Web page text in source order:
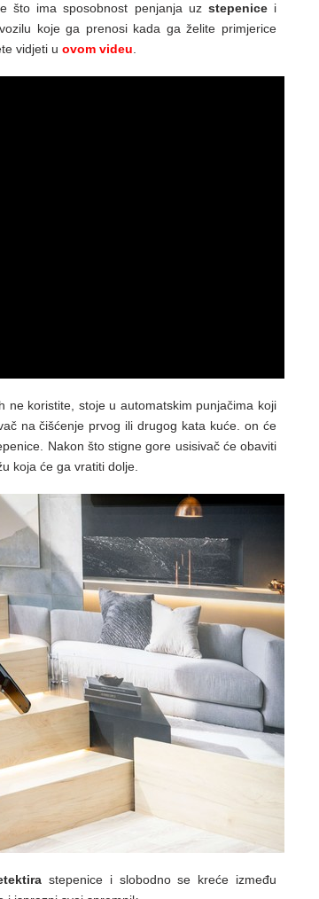
što ima sposobnost penjanja uz stepenicei
koje ga prenosi kada ga želite primjerice
vidjeti u ovom videu
ne koristite, stoje u automatskim punjačima koji
na čišćenje prvog ili drugog kata kuće. on će
Nakon što stigne gore usisivač će obaviti
koja će ga vratiti dolje.
stepenice i slobodno se kreće između